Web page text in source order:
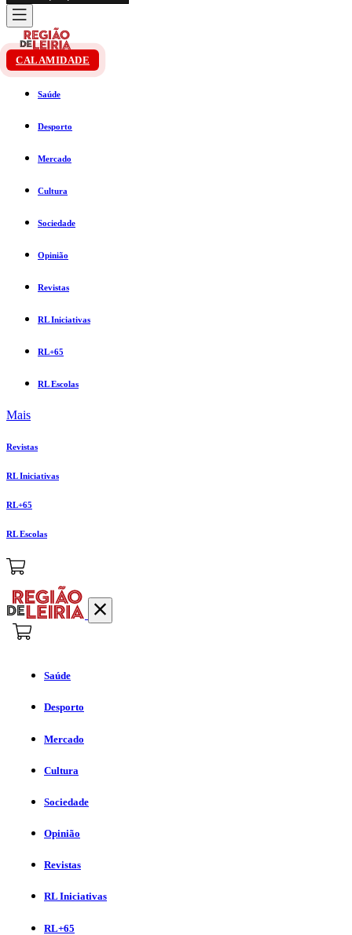
CALAMIDADE
Saúde
Desporto
Mercado
Cultura
Sociedade
Opinião
Revistas
RL Iniciativas
RL+65
RL Escolas
Mais
Revistas
RL Iniciativas
RL+65
RL Escolas
Saúde
Desporto
Mercado
Cultura
Sociedade
Opinião
Revistas
RL Iniciativas
RL+65